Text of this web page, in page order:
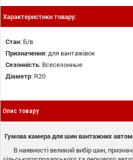
Характеристики товару:
Стан: Б/в
Призначення: для вантажівок
Сезонність: Всесезонные
Діаметр: R20
Опис товару
Гумова камера для шин вантажних
В наявності великий вибір шин,